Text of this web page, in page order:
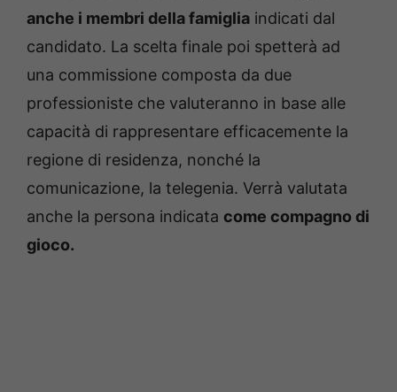
anche i membri della famiglia indicati dal
candidato. La scelta finale poi spetterà ad
una commissione composta da due
professioniste che valuteranno in base alle
capacità di rappresentare efficacemente la
regione di residenza, nonché la
comunicazione, la telegenia. Verrà valutata
anche la persona indicata come compagno di
gioco.